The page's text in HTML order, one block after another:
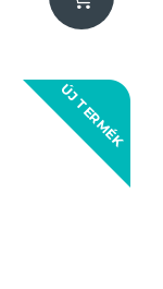
ÚJ TERMÉK